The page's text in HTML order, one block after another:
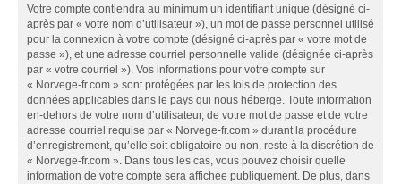
Votre compte contiendra au minimum un identifiant unique (désigné ci-
après par « votre nom d’utilisateur »), un mot de passe personnel utilisé
pour la connexion à votre compte (désigné ci-après par « votre mot de
passe »), et une adresse courriel personnelle valide (désignée ci-après
par « votre courriel »). Vos informations pour votre compte sur
« Norvege-fr.com » sont protégées par les lois de protection des
données applicables dans le pays qui nous héberge. Toute information
en-dehors de votre nom d’utilisateur, de votre mot de passe et de votre
adresse courriel requise par « Norvege-fr.com » durant la procédure
d’enregistrement, qu’elle soit obligatoire ou non, reste à la discrétion de
« Norvege-fr.com ». Dans tous les cas, vous pouvez choisir quelle
information de votre compte sera affichée publiquement. De plus, dans